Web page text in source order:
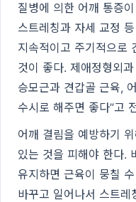
질병에 의한 어깨 통증
스트레칭과 자세 교정
지속적이고 주기적으로
것이 좋다. 제애정형외
승모근과 견갑골 근육,
수시로 해주면 좋다”고
어깨 결림을 예방하기
있는 것을 피해야 한다.
유지하면 근육이 뭉칠
바꾸고 일어나서 스트